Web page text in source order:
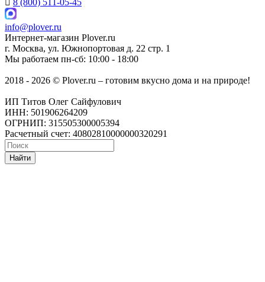
info@plover.ru
Интернет-магазин Plover.ru
г. Москва, ул. Южнопортовая д. 22 стр. 1
Мы работаем пн-сб: 10:00 - 18:00
2018 - 2026 © Plover.ru – готовим вкусно дома и на природе!
ИП Титов Олег Сайфулович
ИНН: 501906264209
ОГРНИП: 315505300005394
Расчетный счет: 40802810000000320291
Найти